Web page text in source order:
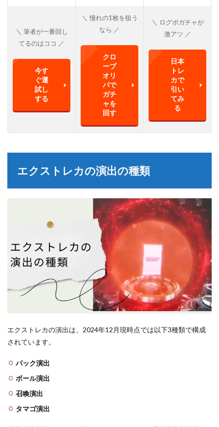
＼ 筆者が一番回し
てるのはココ ／
今す
ぐ運
試し
する
＼ 憧れの1枚を狙う
なら ／
クロ
ーブ
オリ
パで
ガチ
ャを
回す
＼ ログボガチャが
激アツ ／
日本
トレ
カで
引い
てみ
る
エクストレカの演出の種類
エクストレカの演出は、2024年12月現時点では以下3種類で構成
されています。
パック演出
ボール演出
召喚演出
タマゴ演出